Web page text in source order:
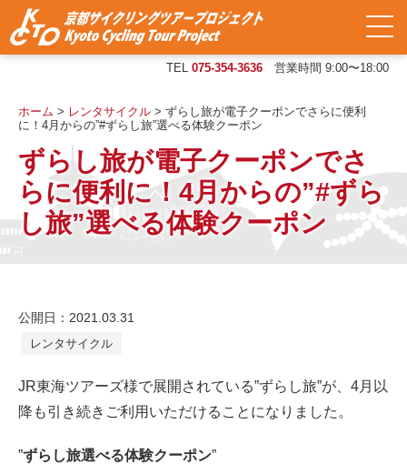
TEL 075-354-3636 営業時間 9:00〜18:00
公開日：2021.03.31
レンタサイクル
ホーム > レンタサイクル > ずらし旅が電子クーポンでさらに便利
に！4月からの”#ずらし旅”選べる体験クーポン
ずらし旅が電子クーポンでさ
らに便利に！4月からの”#ずら
し旅”選べる体験クーポン
JR東海ツアーズ様で展開されている”ずらし旅”が、4月以
降も引き続きご利用いただけることになりました。
”ずらし旅選べる体験クーポン”